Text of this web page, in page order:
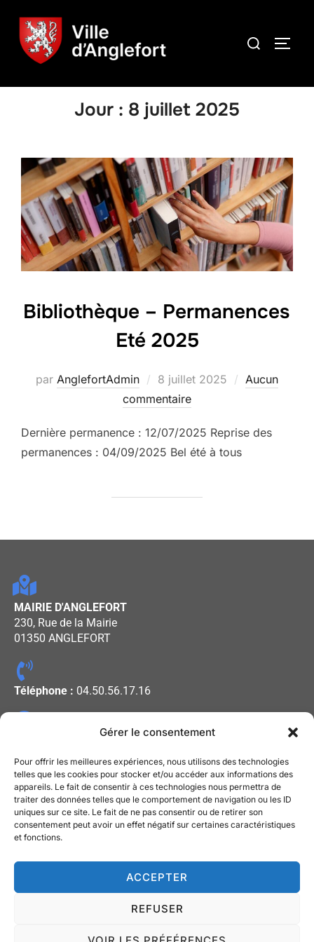
Gérer le consentement
Pour offrir les meilleures expériences, nous utilisons des technologies
telles que les cookies pour stocker et/ou accéder aux informations des
appareils. Le fait de consentir à ces technologies nous permettra de
traiter des données telles que le comportement de navigation ou les ID
uniques sur ce site. Le fait de ne pas consentir ou de retirer son
consentement peut avoir un effet négatif sur certaines caractéristiques
et fonctions.
ACCEPTER
REFUSER
Jour : 8 juillet 2025
Bibliothèque – Permanences
Eté 2025
par AnglefortAdmin 8 juillet 2025
Aucun
commentaire
Dernière permanence : 12/07/2025 Reprise des
permanences : 04/09/2025 Bel été à tous
MAIRIE D'ANGLEFORT
230, Rue de la Mairie
01350 ANGLEFORT
Téléphone : 04.50.56.17.16
Lundi - Mercredi - Vendredi : De
08h00 à 12h00
Mardi - Jeudi : De 13h30 à 17h30
Mentions légales
Politique de Confidentialité
Contact